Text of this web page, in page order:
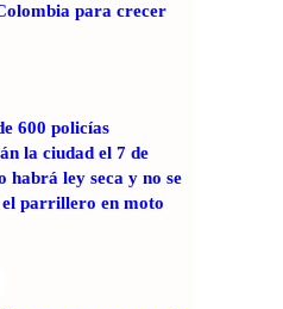
para crecer
600 policías
la ciudad el 7 de
habrá ley seca y no se
parrillero en moto